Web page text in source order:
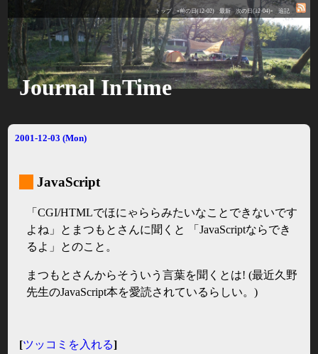
トップ «前の日(12-02) 最新 次の日(12-04)» 追記
Journal InTime
2001-12-03 (Mon)
JavaScript
「CGI/HTMLでほにゃららみたいなことできないです
よね」とまつもとさんに聞くと 「JavaScriptならでき
るよ」とのこと。
まつもとさんからそういう言葉を聞くとは! (最近久野
先生のJavaScript本を愛読されているらしい。)
[ツッコミを入れる]